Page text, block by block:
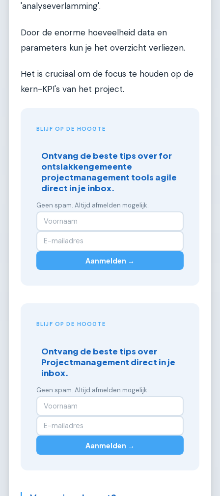
'analyseverlamming'.
Door de enorme hoeveelheid data en
parameters kun je het overzicht verliezen.
Het is cruciaal om de focus te houden op de
kern-KPI's van het project.
BLIJF OP DE HOOGTE
Ontvang de beste tips over for
ontslakkengemeente
projectmanagement tools agile
direct in je inbox.
Geen spam. Altijd afmelden mogelijk.
Aanmelden →
BLIJF OP DE HOOGTE
Ontvang de beste tips over
Projectmanagement direct in je
inbox.
Geen spam. Altijd afmelden mogelijk.
Aanmelden →